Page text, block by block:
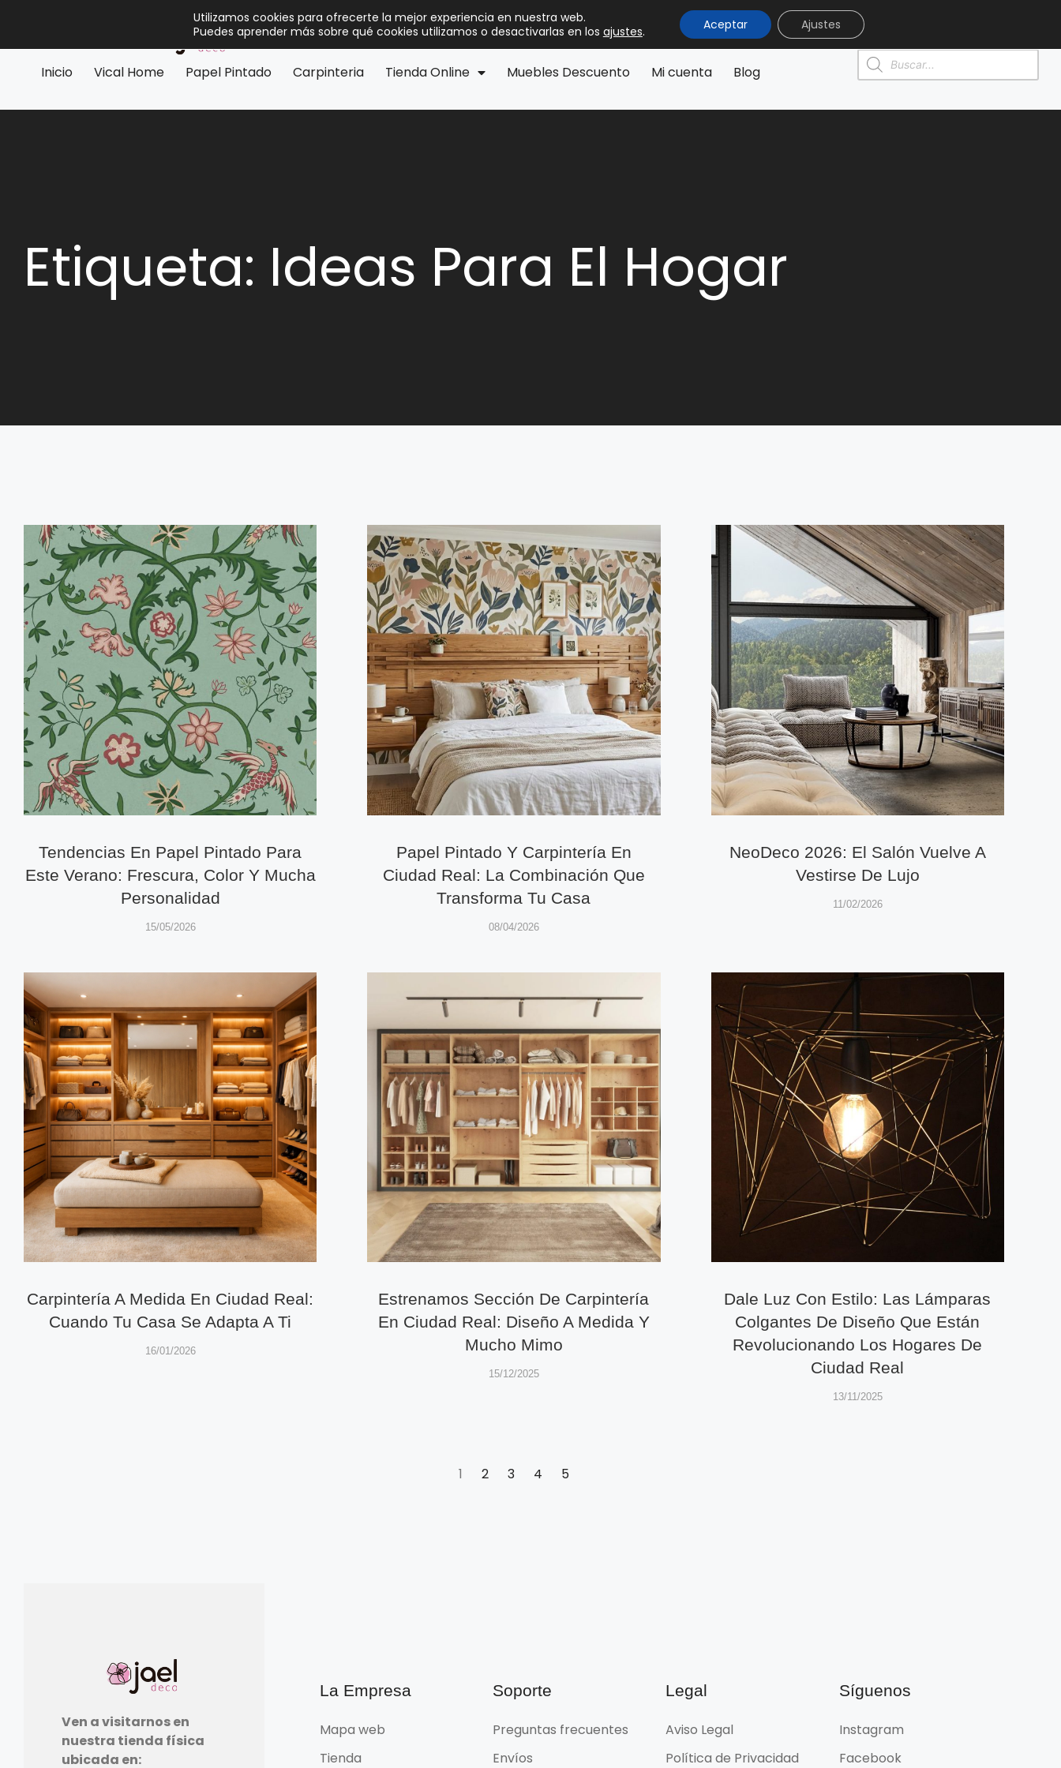
Inicio Vical Home Papel Pintado Carpinteria Tienda Online Muebles Descuento Mi cuenta Blog
Etiqueta: Ideas Para El Hogar
Tendencias En Papel Pintado Para
Este Verano: Frescura, Color Y Mucha
Personalidad
15/05/2026
Papel Pintado Y Carpintería En
Ciudad Real: La Combinación Que
Transforma Tu Casa
08/04/2026
NeoDeco 2026: El Salón Vuelve A
Vestirse De Lujo
11/02/2026
Carpintería A Medida En Ciudad Real:
Cuando Tu Casa Se Adapta A Ti
16/01/2026
Estrenamos Sección De Carpintería
En Ciudad Real: Diseño A Medida Y
Mucho Mimo
15/12/2025
Dale Luz Con Estilo: Las Lámparas
Colgantes De Diseño Que Están
Revolucionando Los Hogares De
Ciudad Real
13/11/2025
1 2 3 4 5
Ven a visitarnos en
nuestra tienda física
ubicada en:
La Empresa
Mapa web
Tienda
Soporte
Preguntas frecuentes
Envíos
Legal
Aviso Legal
Política de Privacidad
Síguenos
Instagram
Facebook
Utilizamos cookies para ofrecerte la mejor experiencia en nuestra web.
Puedes aprender más sobre qué cookies utilizamos o desactivarlas en los ajustes. Aceptar Ajustes